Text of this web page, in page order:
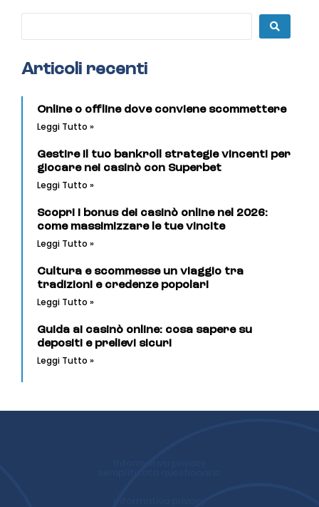
Articoli recenti
Online o offline dove conviene scommettere
Leggi Tutto »
Gestire il tuo bankroll strategie vincenti per
giocare nei casinò con Superbet
Leggi Tutto »
Scopri i bonus dei casinò online nel 2026:
come massimizzare le tue vincite
Leggi Tutto »
Cultura e scommesse un viaggio tra
tradizioni e credenze popolari
Leggi Tutto »
Guida ai casinò online: cosa sapere su
depositi e prelievi sicuri
Leggi Tutto »